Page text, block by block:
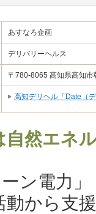
あすなろ企画
デリバリーヘルス
〒780-8065 高知県高知
高知デリヘル「Date（
然エネ
ン電力
動から支